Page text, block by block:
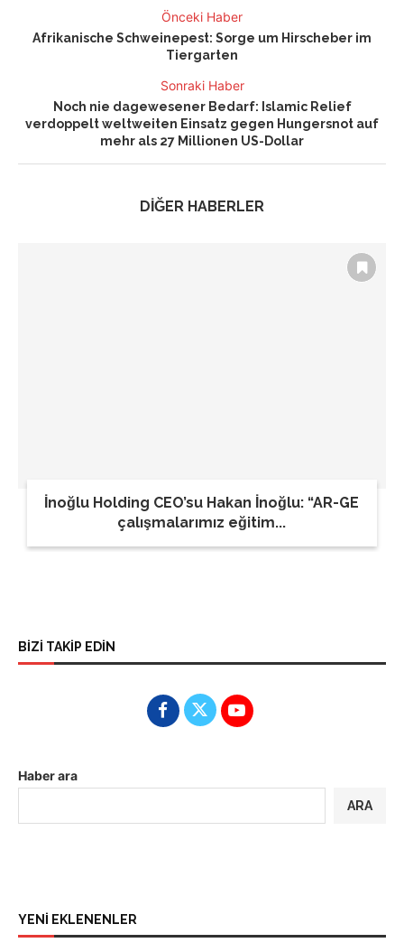
Önceki Haber
Afrikanische Schweinepest: Sorge um Hirscheber im
Tiergarten
Sonraki Haber
Noch nie dagewesener Bedarf: Islamic Relief
verdoppelt weltweiten Einsatz gegen Hungersnot auf
mehr als 27 Millionen US-Dollar
DİĞER HABERLER
İnoğlu Holding CEO’su Hakan İnoğlu: “AR-GE
çalışmalarımız eğitim...
BİZİ TAKİP EDİN
Haber ara
ARA
YENİ EKLENENLER